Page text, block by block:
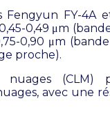
Fengyun FY-4A
0,49 μm
0,90 μm
proche).
(CLM)
avec une